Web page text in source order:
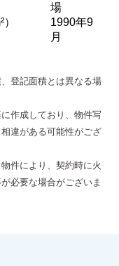
場
1990年9
月
登記面積とは異なる場
作成しており、物件写
違がある可能性がござ
件により、契約時に火
必要な場合がございま